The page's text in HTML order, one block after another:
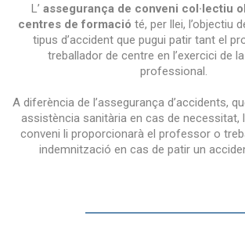
L’ assegurança de conveni col·lectiu
centres de formació té, per llei, l’objectiu
tipus d’accident que pugui patir tant el
treballador de centre en l’exercici de
professional.
A diferència de l’assegurança d’accidents,
assistència sanitària en cas de necessitat,
conveni li proporcionarà el professor o
indemnització en cas de patir un